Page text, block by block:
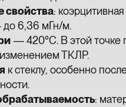
свойства:
6,36 мГн/м.
— 420°C. В этой точке
ТКЛР.
к стеклу, особенно
: